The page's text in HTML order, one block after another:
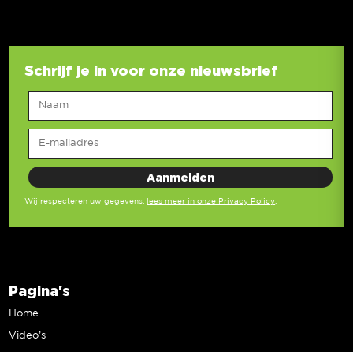
Schrijf je in voor onze nieuwsbrief
Wij respecteren uw gegevens, lees meer in onze Privacy Policy
Pagina's
Home
Video’s